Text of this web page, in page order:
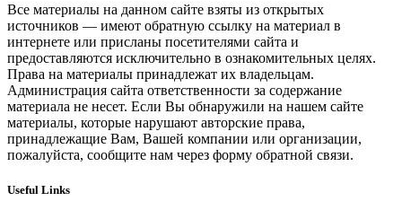
Все материалы на данном сайте взяты из открытых
источников — имеют обратную ссылку на материал в
интернете или присланы посетителями сайта и
предоставляются исключительно в ознакомительных целях.
Права на материалы принадлежат их владельцам.
Администрация сайта ответственности за содержание
материала не несет. Если Вы обнаружили на нашем сайте
материалы, которые нарушают авторские права,
принадлежащие Вам, Вашей компании или организации,
пожалуйста, сообщите нам через форму обратной связи.
Useful Links